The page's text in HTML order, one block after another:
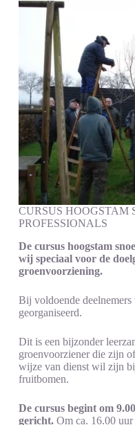
CURSUS HOOGSTAM
PROFESSIONALS
De cursus hoogstam
wij speciaal voor de
groenvoorziening.
Bij voldoende
georganiseerd.
Dit is een bijzonder
groenvoorziener die zijn
wijze van dienst wil zijn
fruitbomen.
De cursus begint om
gericht. Om ca. 16.00